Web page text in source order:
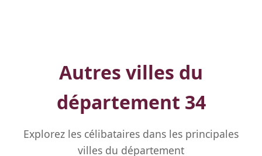
Autres villes du
département 34
Explorez les célibataires dans les principales
villes du département